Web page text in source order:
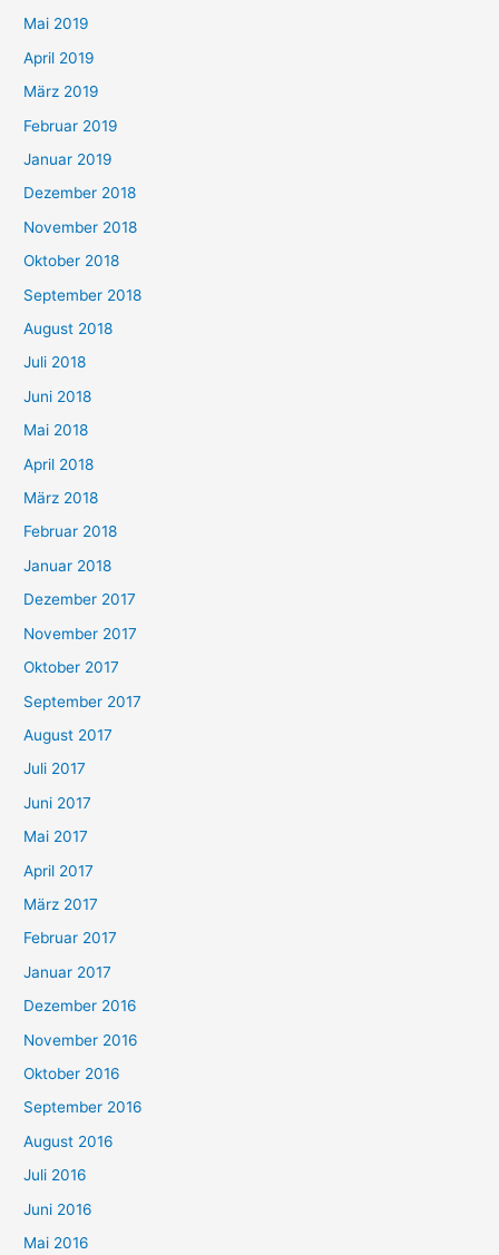
Mai 2019
April 2019
März 2019
Februar 2019
Januar 2019
Dezember 2018
November 2018
Oktober 2018
September 2018
August 2018
Juli 2018
Juni 2018
Mai 2018
April 2018
März 2018
Februar 2018
Januar 2018
Dezember 2017
November 2017
Oktober 2017
September 2017
August 2017
Juli 2017
Juni 2017
Mai 2017
April 2017
März 2017
Februar 2017
Januar 2017
Dezember 2016
November 2016
Oktober 2016
September 2016
August 2016
Juli 2016
Juni 2016
Mai 2016